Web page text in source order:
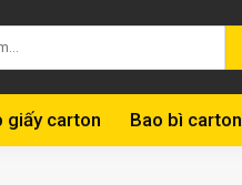
giấy carton Bao bì carton